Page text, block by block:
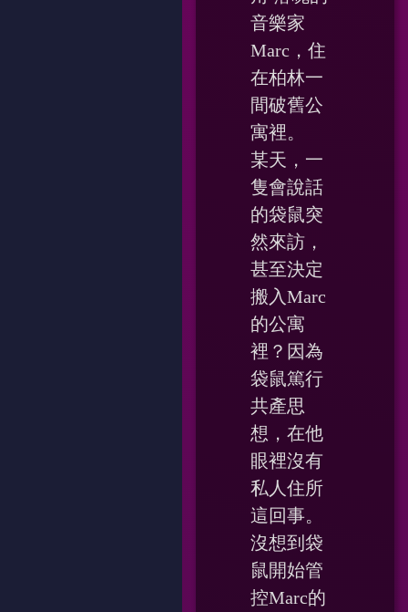
音樂家
Marc，住
在柏林一
間破舊公
寓裡。
某天，一
隻會說話
的袋鼠突
然來訪，
甚至決定
搬入Marc
的公寓
裡？因為
袋鼠篤行
共產思
想，在他
眼裡沒有
私人住所
這回事。
沒想到袋
鼠開始管
控Marc的